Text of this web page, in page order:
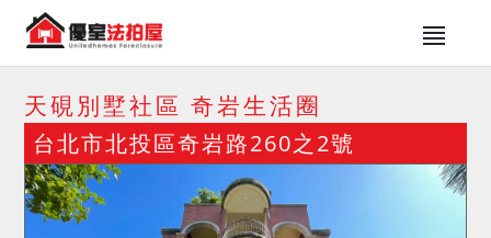
天硯別墅社區 奇岩生活圈
台北市北投區奇岩路260之2號